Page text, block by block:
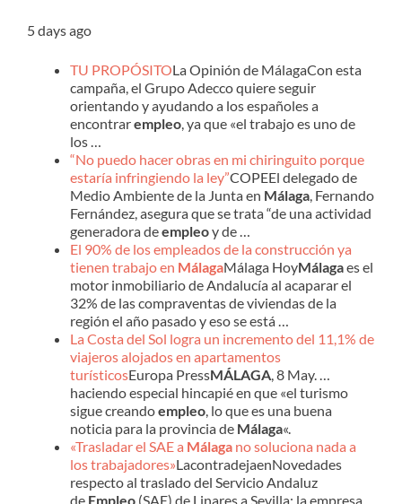
5 days ago
TU PROPÓSITOLa Opinión de MálagaCon esta
campaña, el Grupo Adecco quiere seguir
orientando y ayudando a los españoles a
encontrarempleo, ya que «el trabajo es uno de
los …
“No puedo hacer obras en mi chiringuito porque
estaría infringiendo la ley”COPEEl delegado de
Medio Ambiente de la Junta en Málaga, Fernando
Fernández, asegura que se trata “de una actividad
generadora deempleoy de …
El 90% de los empleados de la construcción ya
tienen trabajo en MálagaMálaga HoyMálagaes el
motor inmobiliario de Andalucía al acaparar el
32% de las compraventas de viviendas de la
región el año pasado y eso se está …
La Costa del Sol logra un incremento del 11,1% de
viajeros alojados en apartamentos
turísticosEuropa PressMÁLAGA, 8 May. …
haciendo especial hincapié en que «el turismo
sigue creandoempleo, lo que es una buena
noticia para la provincia de Málaga«.
«Trasladar el SAE a Málaga no soluciona nada a
los trabajadores»LacontradejaenNovedades
respecto al traslado del Servicio Andaluz
de Empleo (SAE) de Linares a Sevilla: la empresa